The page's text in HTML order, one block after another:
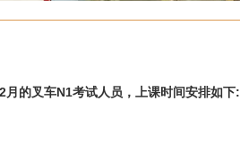
的叉车N1考试人员，上课时间安排如下: